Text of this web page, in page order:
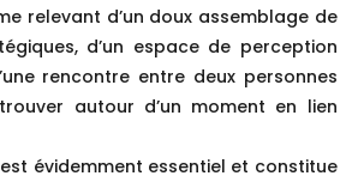
relevant d’un doux assemblage de
d’un espace de perception
rencontre entre deux personnes
autour d’un moment en lien
évidemment essentiel et constitue